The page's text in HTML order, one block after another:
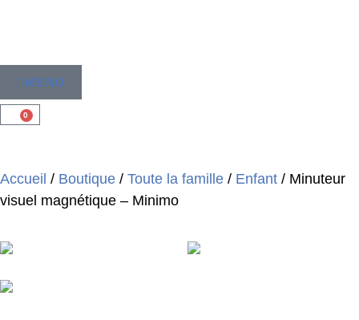
MENU
0
Accueil / Boutique / Toute la famille / Enfant / Minuteur
visuel magnétique – Minimo